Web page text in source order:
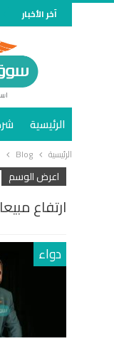
آخر الأخبار
الرئيسية
الرئيسية Blog
اعرض الوسم
ارتفاع
دواء